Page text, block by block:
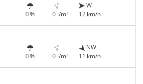
0 % 0 l/m²
W
12 km/h
0 % 0 l/m²
NW
11 km/h